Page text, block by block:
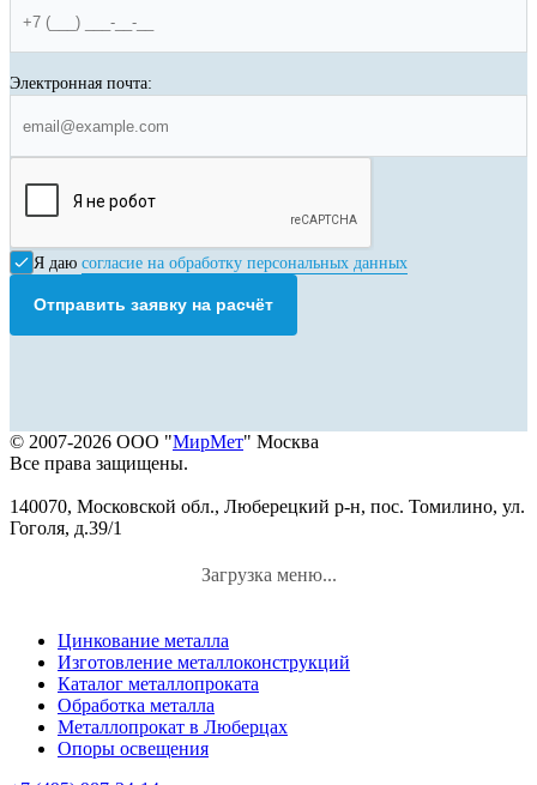
Электронная почта:
Я даю согласие на обработку персональных данных
Отправить заявку на расчёт
© 2007-2026 ООО "МирМет" Москва
Все права защищены.
140070, Московской обл., Люберецкий р-н, пос. Томилино, ул.
Гоголя, д.39/1
Загрузка меню...
Цинкование металла
Изготовление металлоконструкций
Каталог металлопроката
Обработка металла
Металлопрокат в Люберцах
Опоры освещения